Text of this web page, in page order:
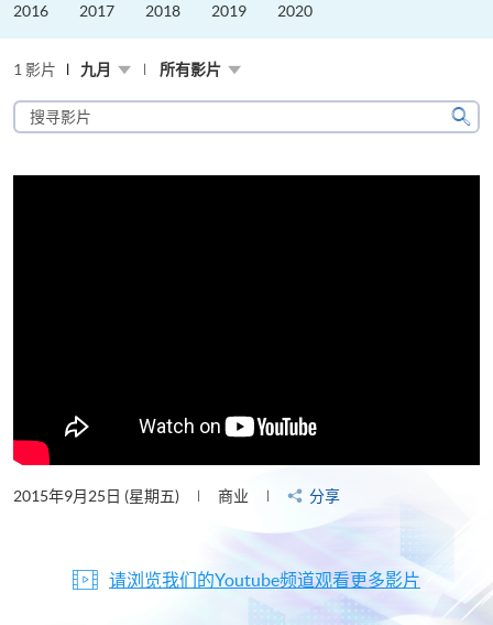
2016 2017 2018 2019 2020
1 影片 九月 所有影片
搜
寻
片
搜
2015年9月25日 (星期五) 商业 分享
请浏览我们的Youtube频道观看更多影片